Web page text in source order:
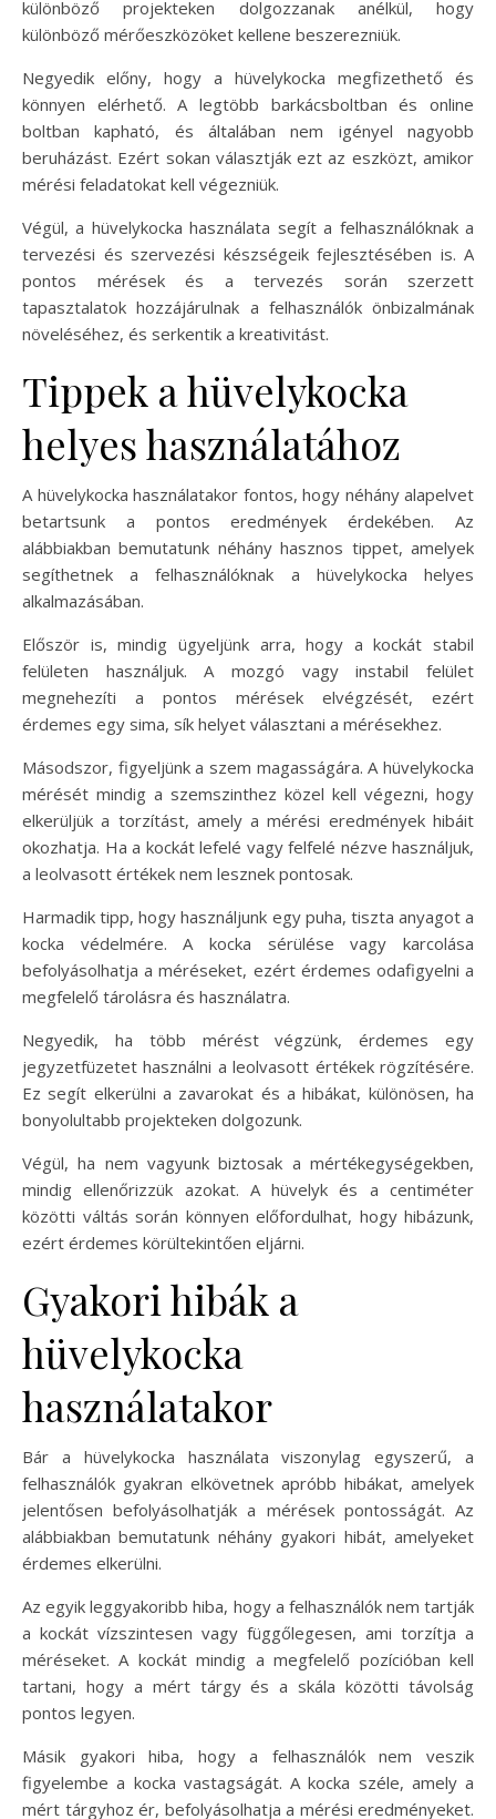
különböző projekteken dolgozzanak anélkül, hogy
különböző mérőeszközöket kellene beszerezniük.
Negyedik előny, hogy a hüvelykocka megfizethető és
könnyen elérhető. A legtöbb barkácsboltban és online
boltban kapható, és általában nem igényel nagyobb
beruházást. Ezért sokan választják ezt az eszközt, amikor
mérési feladatokat kell végezniük.
Végül, a hüvelykocka használata segít a felhasználóknak a
tervezési és szervezési készségeik fejlesztésében is. A
pontos mérések és a tervezés során szerzett
tapasztalatok hozzájárulnak a felhasználók önbizalmának
növeléséhez, és serkentik a kreativitást.
Tippek a hüvelykocka
helyes használatához
A hüvelykocka használatakor fontos, hogy néhány alapelvet
betartsunk a pontos eredmények érdekében. Az
alábbiakban bemutatunk néhány hasznos tippet, amelyek
segíthetnek a felhasználóknak a hüvelykocka helyes
alkalmazásában.
Először is, mindig ügyeljünk arra, hogy a kockát stabil
felületen használjuk. A mozgó vagy instabil felület
megnehezíti a pontos mérések elvégzését, ezért
érdemes egy sima, sík helyet választani a mérésekhez.
Másodszor, figyeljünk a szem magasságára. A hüvelykocka
mérését mindig a szemszinthez közel kell végezni, hogy
elkerüljük a torzítást, amely a mérési eredmények hibáit
okozhatja. Ha a kockát lefelé vagy felfelé nézve használjuk,
a leolvasott értékek nem lesznek pontosak.
Harmadik tipp, hogy használjunk egy puha, tiszta anyagot a
kocka védelmére. A kocka sérülése vagy karcolása
befolyásolhatja a méréseket, ezért érdemes odafigyelni a
megfelelő tárolásra és használatra.
Negyedik, ha több mérést végzünk, érdemes egy
jegyzetfüzetet használni a leolvasott értékek rögzítésére.
Ez segít elkerülni a zavarokat és a hibákat, különösen, ha
bonyolultabb projekteken dolgozunk.
Végül, ha nem vagyunk biztosak a mértékegységekben,
mindig ellenőrizzük azokat. A hüvelyk és a centiméter
közötti váltás során könnyen előfordulhat, hogy hibázunk,
ezért érdemes körültekintően eljárni.
Gyakori hibák a
hüvelykocka
használatakor
Bár a hüvelykocka használata viszonylag egyszerű, a
felhasználók gyakran elkövetnek apróbb hibákat, amelyek
jelentősen befolyásolhatják a mérések pontosságát. Az
alábbiakban bemutatunk néhány gyakori hibát, amelyeket
érdemes elkerülni.
Az egyik leggyakoribb hiba, hogy a felhasználók nem tartják
a kockát vízszintesen vagy függőlegesen, ami torzítja a
méréseket. A kockát mindig a megfelelő pozícióban kell
tartani, hogy a mért tárgy és a skála közötti távolság
pontos legyen.
Másik gyakori hiba, hogy a felhasználók nem veszik
figyelembe a kocka vastagságát. A kocka széle, amely a
mért tárgyhoz ér, befolyásolhatja a mérési eredményeket.